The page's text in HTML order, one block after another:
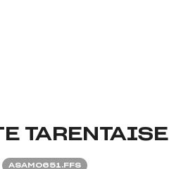
TARENTAISE
ASAM0651.FFS